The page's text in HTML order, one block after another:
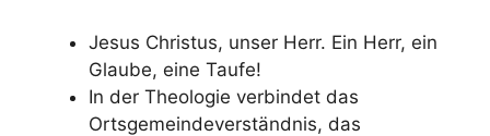
Jesus Christus, unser Herr. Ein Herr, ein
Glaube, eine Taufe!
In der Theologie verbindet das
Ortsgemeindeverständnis, das